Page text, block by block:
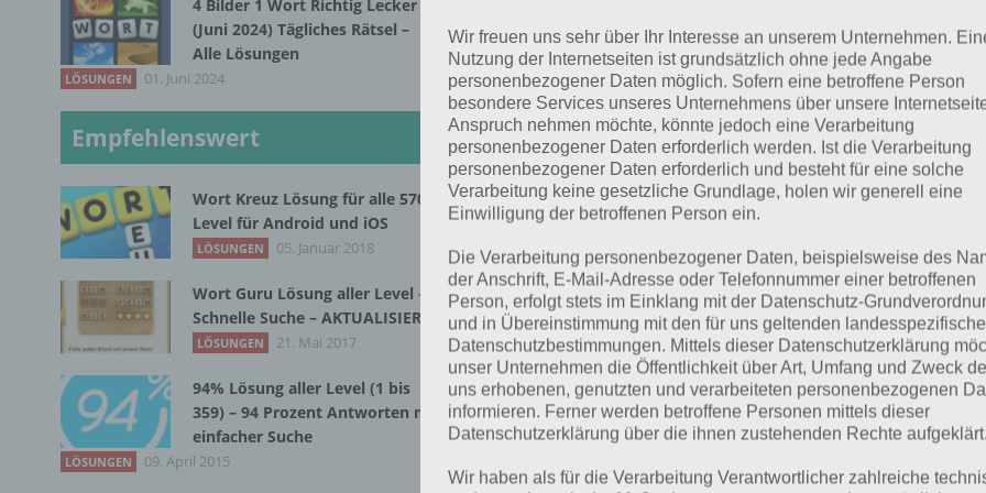
Hauseigentümer, Polizisten und Hunde Acht geben. Auch
man sich in Acht nehmen, denn ansonsten wird die Polizei
Um die underschiedlichsten Level zu lösen ist es wichtig eine
Manchmal muss man sich als Polizist tarnen, manchmal in
verstecken, um sich unsichtbar zu machen. Allerdings muss
achten und bestenfalls nicht entdeckt werden, denn
Robbery Bob ist ein sehr lustiges Spiel für Zwischendurch,
schwieriger wird und daher es niemals langweilig wird. Die
iOS kostenlos erhältlich.
4 Bilder 1 Wort Richtig Lecker
(Juni 2024) Tägliches Rätsel –
Alle Lösungen
LÖSUNGEN 01. Juni 2024
Empfehlenswert
Wort Kreuz Lösung für alle 570
Level für Android und iOS
LÖSUNGEN 05. Januar 2018
Wort Guru Lösung aller Level –
Schnelle Suche – AKTUALISIERT
LÖSUNGEN 21. Mai 2017
94% Lösung aller Level (1 bis
359) – 94 Prozent Antworten mit
einfacher Suche
LÖSUNGEN 09. April 2015
Wir freuen uns sehr über Ihr Interesse an unserem Unternehmen.
Nutzung der Internetseiten ist grundsätzlich ohne jede Angabe
personenbezogener Daten möglich. Sofern eine betroffene Person
besondere Services unseres Unternehmens über unsere
Anspruch nehmen möchte, könnte jedoch eine Verarbeitung
personenbezogener Daten erforderlich werden. Ist die Verarbeitung
personenbezogener Daten erforderlich und besteht für eine solche
Verarbeitung keine gesetzliche Grundlage, holen wir generell eine
Einwilligung der betroffenen Person ein.
Die Verarbeitung personenbezogener Daten, beispielsweise des
der Anschrift, E-Mail-Adresse oder Telefonnummer einer betroffenen
Person, erfolgt stets im Einklang mit der Datenschutz-
und in Übereinstimmung mit den für uns geltenden
Datenschutzbestimmungen. Mittels dieser Datenschutzerklärung
unser Unternehmen die Öffentlichkeit über Art, Umfang und Zweck
uns erhobenen, genutzten und verarbeiteten personenbezogenen
informieren. Ferner werden betroffene Personen mittels dieser
Datenschutzerklärung über die ihnen zustehenden Rechte aufgeklärt.
Wir haben als für die Verarbeitung Verantwortlicher zahlreiche